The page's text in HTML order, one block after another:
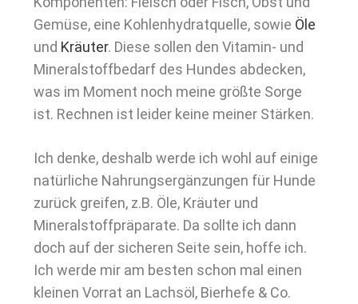
Gemüse, eine Kohlenhydratquelle, sowie Öle
und Kräuter. Diese sollen den Vitamin- und
Mineralstoffbedarf des Hundes abdecken,
was im Moment noch meine größte Sorge
ist. Rechnen ist leider keine meiner Stärken.
Ich denke, deshalb werde ich wohl auf einige
natürliche Nahrungsergänzungen für Hunde
zurück greifen, z.B. Öle, Kräuter und
Mineralstoffpräparate. Da sollte ich dann
doch auf der sicheren Seite sein, hoffe ich.
Ich werde mir am besten schon mal einen
kleinen Vorrat an Lachsöl, Bierhefe & Co.